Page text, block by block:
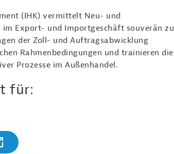
(IHK) vermittelt Neu- und
Export- und Importgeschäft souverän zu
der Zoll- und Auftragsabwicklung
Rahmenbedingungen und trainieren die
Prozesse im Außenhandel.
für: